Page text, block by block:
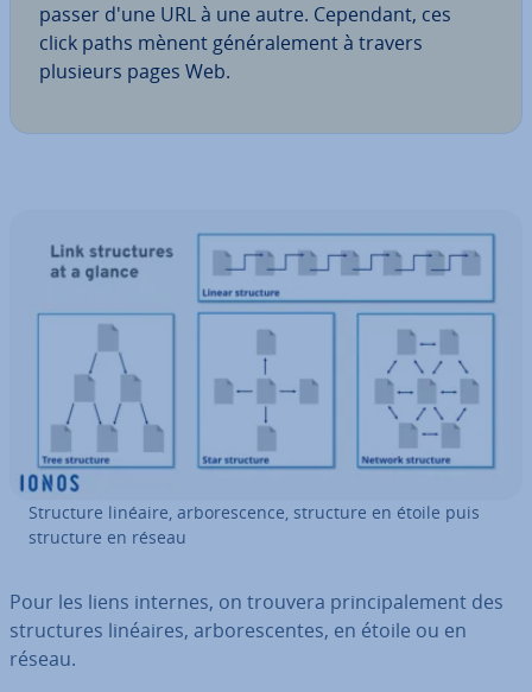
passer d'une URL à une autre. Cependant, ces
click paths mènent gé­né­ra­le­ment à travers
plusieurs pages Web.
Structure linéaire, ar­bo­res­cence, structure en étoile puis
structure en réseau
Pour les liens internes, on trouvera prin­ci­pa­le­ment des
struc­tures linéaires, ar­bo­res­centes, en étoile ou en
réseau.